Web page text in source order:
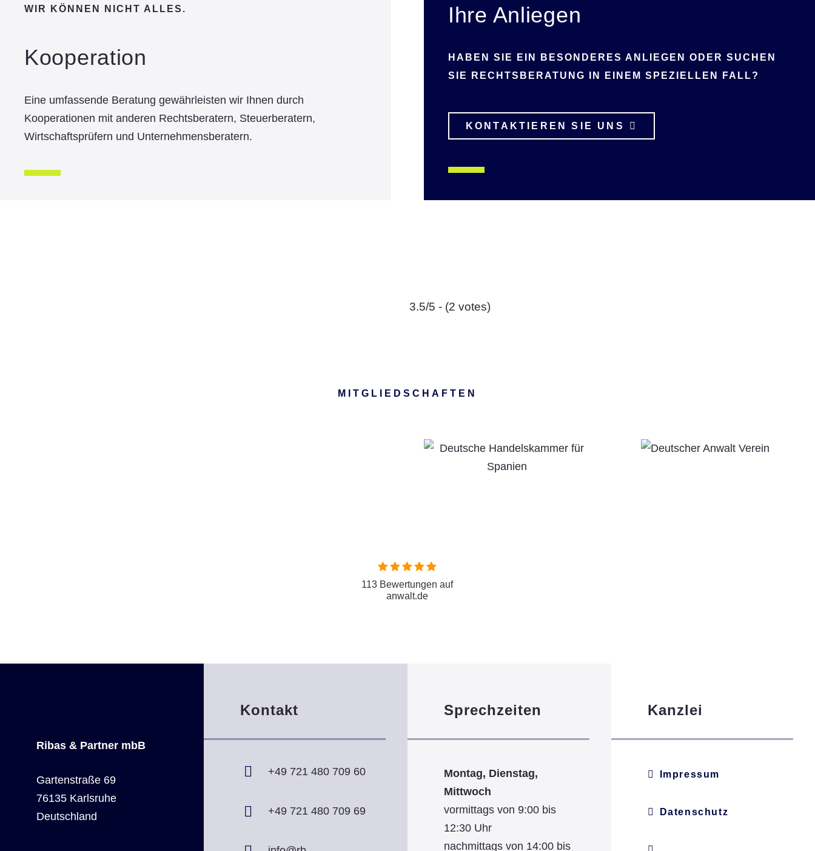
WIR KÖNNEN NICHT ALLES.
Kooperation
Eine umfassende Beratung gewährleisten wir Ihnen durch
Kooperationen mit anderen Rechtsberatern, Steuerberatern,
Wirtschaftsprüfern und Unternehmensberatern.
Ihre Anliegen
HABEN SIE EIN BESONDERES ANLIEGEN ODER SUCHEN
SIE RECHTSBERATUNG IN EINEM SPEZIELLEN FALL?
KONTAKTIEREN SIE UNS
3.5/5 - (2 votes)
MITGLIEDSCHAFTEN
113 Bewertungen auf
anwalt.de
Ribas & Partner mbB
Gartenstraße 69
76135 Karlsruhe
Deutschland
Kontakt
+49 721 480 709 60
+49 721 480 709 69
Sprechzeiten
Montag, Dienstag,
Mittwoch
vormittags von 9:00 bis
12:30 Uhr
nachmittags von 14:00 bis
Kanzlei
Impressum
Datenschutz